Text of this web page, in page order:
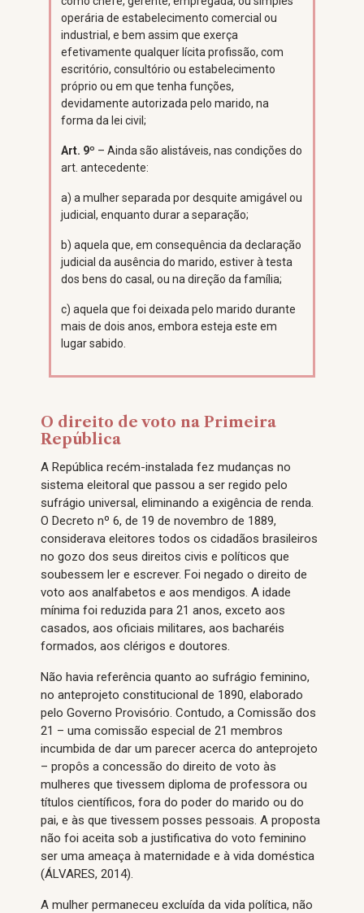
operária de estabelecimento comercial ou
industrial, e bem assim que exerça
efetivamente qualquer lícita profissão, com
escritório, consultório ou estabelecimento
próprio ou em que tenha funções,
devidamente autorizada pelo marido, na
forma da lei civil;
Art. 9º – Ainda são alistáveis, nas condições do
art. antecedente:
a) a mulher separada por desquite amigável ou
judicial, enquanto durar a separação;
b) aquela que, em consequência da declaração
judicial da ausência do marido, estiver à testa
dos bens do casal, ou na direção da família;
c) aquela que foi deixada pelo marido durante
mais de dois anos, embora esteja este em
lugar sabido.
O direito de voto na Primeira
República
A República recém-instalada fez mudanças no
sistema eleitoral que passou a ser regido pelo
sufrágio universal, eliminando a exigência de renda.
O Decreto nº 6, de 19 de novembro de 1889,
considerava eleitores todos os cidadãos brasileiros
no gozo dos seus direitos civis e políticos que
soubessem ler e escrever. Foi negado o direito de
voto aos analfabetos e aos mendigos. A idade
mínima foi reduzida para 21 anos, exceto aos
casados, aos oficiais militares, aos bacharéis
formados, aos clérigos e doutores.
Não havia referência quanto ao sufrágio feminino,
no anteprojeto constitucional de 1890, elaborado
pelo Governo Provisório. Contudo, a Comissão dos
21 – uma comissão especial de 21 membros
incumbida de dar um parecer acerca do anteprojeto
– propôs a concessão do direito de voto às
mulheres que tivessem diploma de professora ou
títulos científicos, fora do poder do marido ou do
pai, e às que tivessem posses pessoais. A proposta
não foi aceita sob a justificativa do voto feminino
ser uma ameaça à maternidade e à vida doméstica
(ÁLVARES, 2014).
A mulher permaneceu excluída da vida política, não